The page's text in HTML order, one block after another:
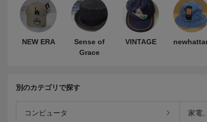
NEW ERA
Sense of
Grace
VINTAGE
別のカテゴリで探す
コンピュータ 家電